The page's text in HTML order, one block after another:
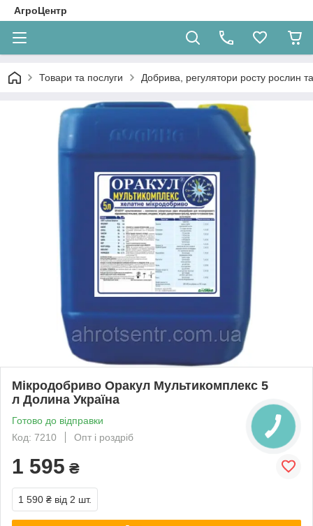
АгроЦентр
Товари та послуги Добрива, регулятори росту рослин
Мікродобриво Оракул Мультикомплекс 5
л Долина Україна
Готово до відправки
Код: 7210
Опт і роздріб
1 595 ₴
1 590 ₴ від 2 шт.